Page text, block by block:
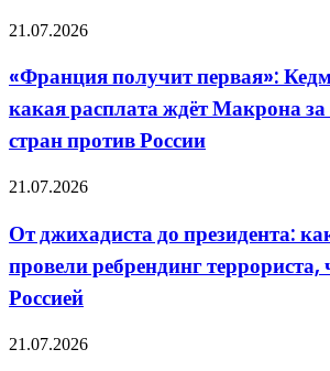
серьёзные
проблемы
«Франция
первая»:
Кедми
объяснил,
расплата
Макрона
соглашение
37
стран
против
России
21.07.2026
«Франция получит первая»:
какая расплата ждёт Макрона
стран против России
От
до
президента:
как
и
провели
21.07.2026
От джихадиста до президента:
провели ребрендинг террориста,
Россией
В
21.07.2026